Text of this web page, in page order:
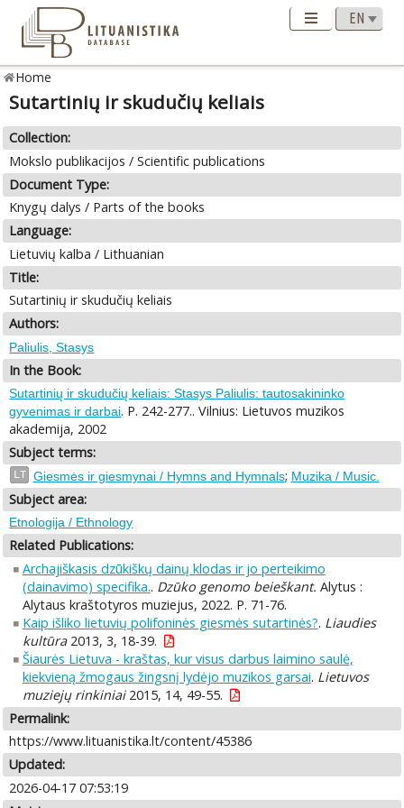
Home
Sutartinių ir skudučių keliais
Collection:
Mokslo publikacijos / Scientific publications
Document Type:
Knygų dalys / Parts of the books
Language:
Lietuvių kalba / Lithuanian
Title:
Sutartinių ir skudučių keliais
Authors:
Paliulis, Stasys
In the Book:
Sutartinių ir skudučių keliais: Stasys Paliulis: tautosakininko
gyvenimas ir darbai. P. 242-277.. Vilnius: Lietuvos muzikos
akademija, 2002
Subject terms:
LT Giesmės ir giesmynai / Hymns and Hymnals; Muzika / Music.
Subject area:
Etnologija / Ethnology
Related Publications:
Archajiškasis dzūkiškų dainų klodas ir jo perteikimo
(dainavimo) specifika.. Dzūko genomo beieškant. Alytus :
Alytaus kraštotyros muziejus, 2022. P. 71-76.
Kaip išliko lietuvių polifoninės giesmės sutartinės?. Liaudies
kultūra2013, 3, 18-39.
Šiaurės Lietuva - kraštas, kur visus darbus laimino saulė,
kiekvieną žmogaus žingsnį lydėjo muzikos garsai. Lietuvos
muziejų rinkiniai2015, 14, 49-55.
Permalink:
https://www.lituanistika.lt/content/45386
Updated:
2026-04-17 07:53:19